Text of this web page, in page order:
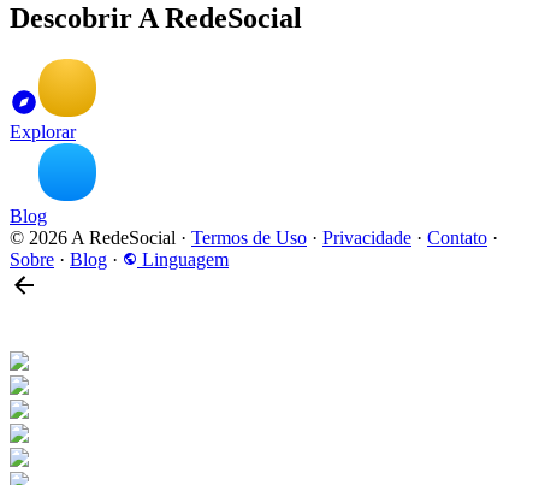
Descobrir A RedeSocial
Explorar
Blog
© 2026 A RedeSocial · Termos de Uso · Privacidade · Contato ·
Sobre · Blog · Linguagem